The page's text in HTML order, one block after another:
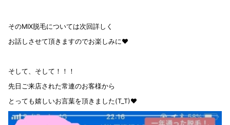
そのMIX脱毛については次回詳しく
お話しさせて頂きますのでお楽しみに❤️
そして、そして！！！
先日ご来店された常連のお客様から
とっても嬉しいお言葉を頂きました(T_T)❤